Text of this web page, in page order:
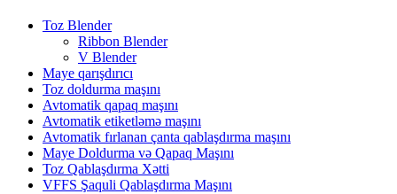
Toz Blender
Ribbon Blender
V Blender
Maye qarışdırıcı
Toz doldurma maşını
Avtomatik qapaq maşını
Avtomatik etiketləmə maşını
Avtomatik fırlanan çanta qablaşdırma maşını
Maye Doldurma və Qapaq Maşını
Toz Qablaşdırma Xətti
VFFS Şaquli Qablaşdırma Maşını